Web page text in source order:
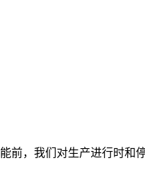
，我们对生产进行时和